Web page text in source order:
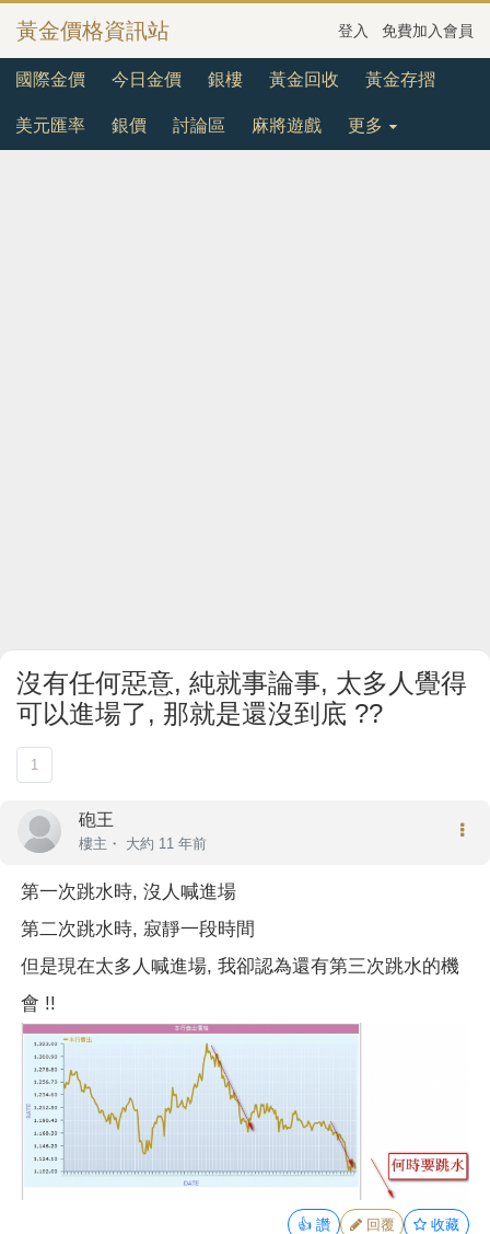
黃金價格資訊站 登入 免費加入會員
國際金價 今日金價 銀樓 黃金回收 黃金存摺
美元匯率 銀價 討論區 麻將遊戲 更多
沒有任何惡意, 純就事論事, 太多人覺得
可以進場了, 那就是還沒到底 ??
1
砲王
樓主 ・ 大約 11 年前
第一次跳水時, 沒人喊進場
第二次跳水時, 寂靜一段時間
但是現在太多人喊進場, 我卻認為還有第三次跳水的機
會 !!
👍 讚 回覆 收藏